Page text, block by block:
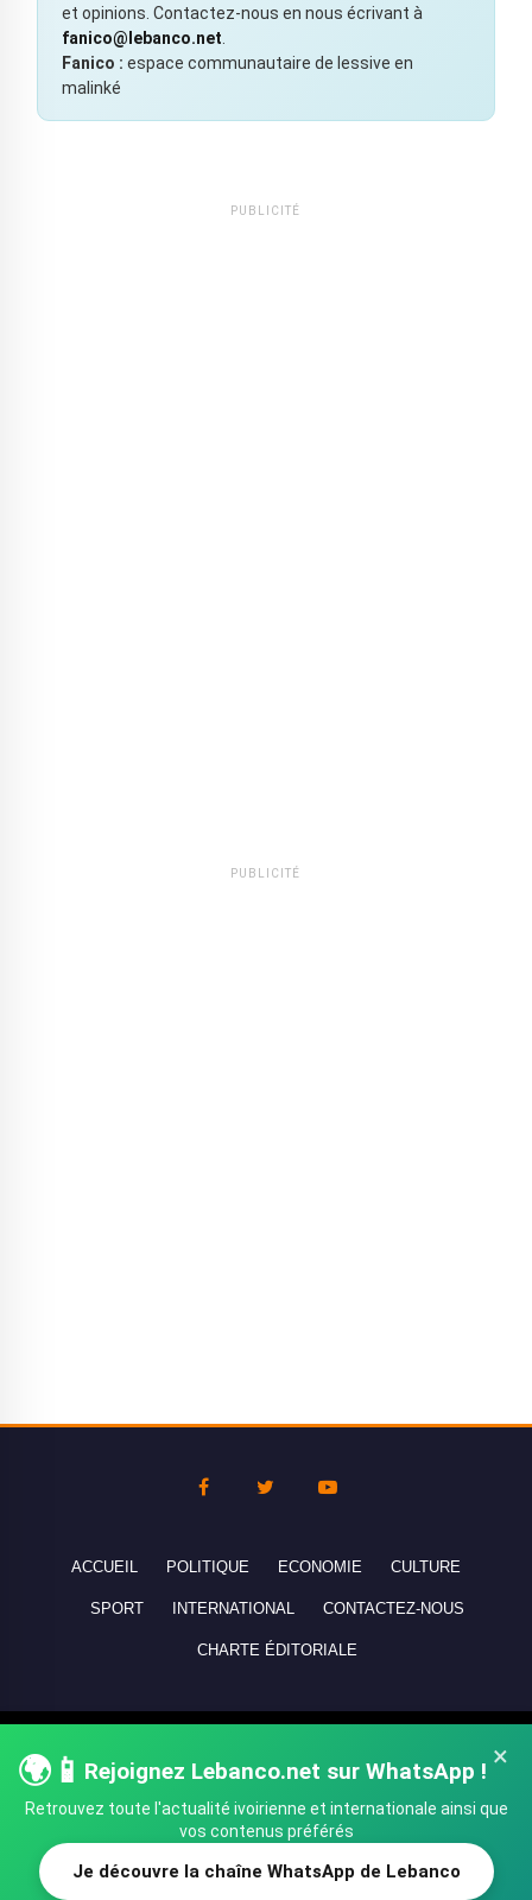
et opinions. Contactez-nous en nous écrivant à
fanico@lebanco.net
Fanico : espace communautaire de lessive en
malinké
PUBLICITÉ
PUBLICITÉ
×
🌍📱 Rejoignez Lebanco.net sur WhatsApp !
Retrouvez toute l'actualité ivoirienne et internationale ainsi que
vos contenus préférés
Je découvre la chaîne WhatsApp de Lebanco
ACCUEIL POLITIQUE ECONOMIE CULTURE
SPORT INTERNATIONAL CONTACTEZ-NOUS
CHARTE ÉDITORIALE
réservés - All rights reserved.